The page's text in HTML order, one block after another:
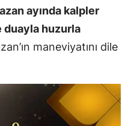
ayında kalpler
duayla huzurla
maneviyatını dile